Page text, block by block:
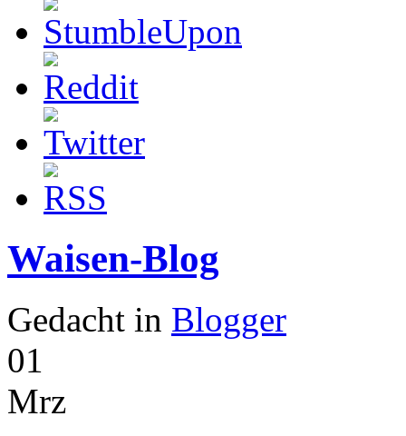
Waisen-Blog
Gedacht in Blogger
01
Mrz